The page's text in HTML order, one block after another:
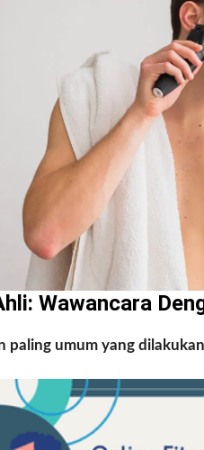
Wawancara
paling umum yang